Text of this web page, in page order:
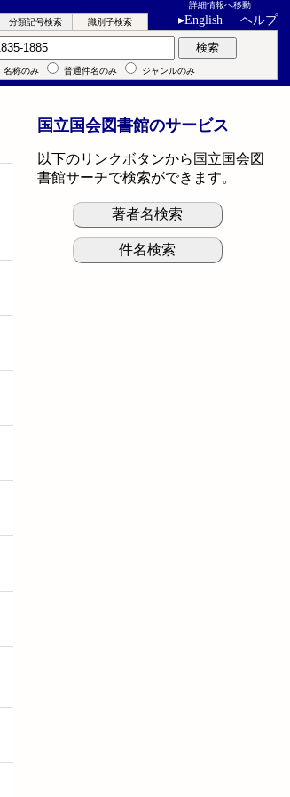
詳細情報へ移動
▸English ヘルプ
分類記号検索 識別子検索
索 検索
名称のみ 普通件名のみ ジャンルのみ
国立国会図書館のサービス
以下のリンクボタンから国立国会図
書館サーチで検索ができます。
著者名検索
件名検索